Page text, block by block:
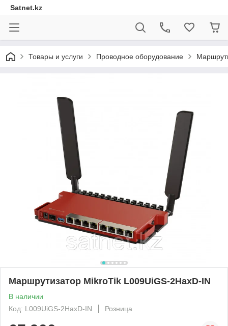
Satnet.kz
Товары и услуги Проводное оборудование
Маршрутизатор MikroTik L009UiGS-2HaxD-IN
В наличии
Код: L009UiGS-2HaxD-IN
Розница